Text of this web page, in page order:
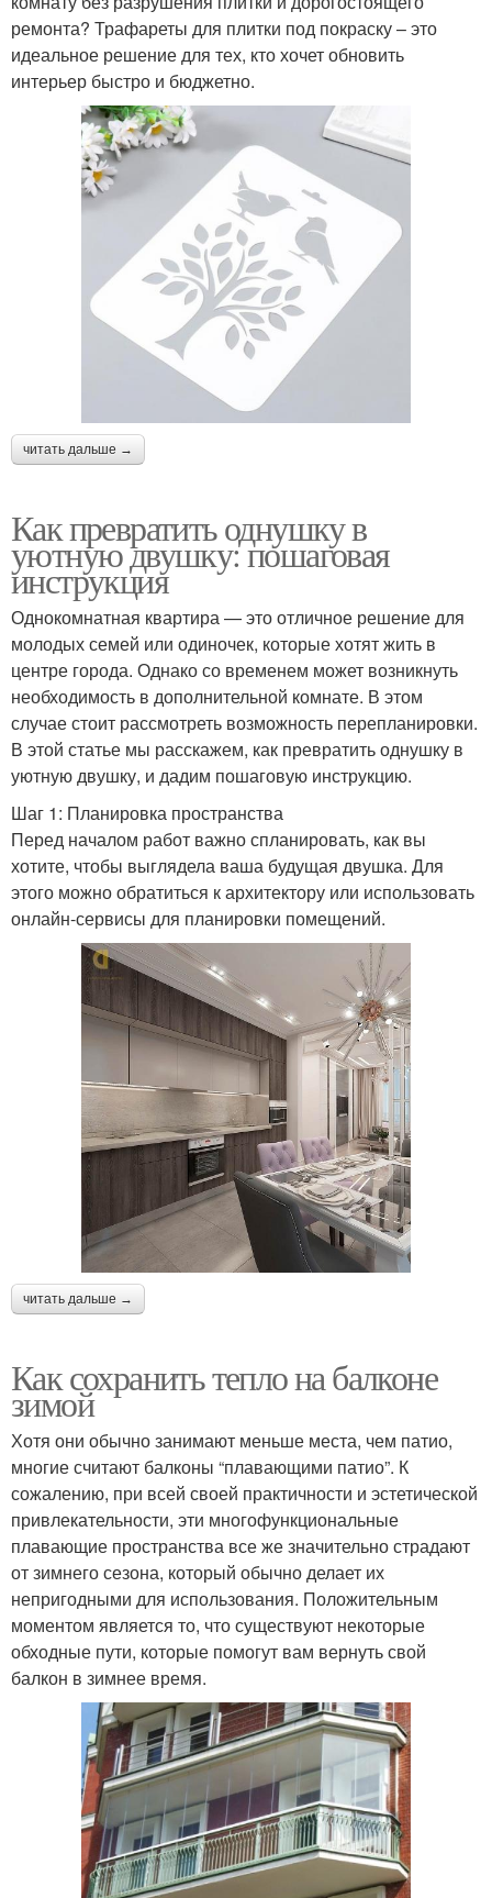
ремонта? Трафареты для плитки под покраску – это
идеальное решение для тех, кто хочет обновить
интерьер быстро и бюджетно.
читать дальше →
Как превратить однушку в
уютную двушку: пошаговая
инструкция
Однокомнатная квартира — это отличное решение для
молодых семей или одиночек, которые хотят жить в
центре города. Однако со временем может возникнуть
необходимость в дополнительной комнате. В этом
случае стоит рассмотреть возможность перепланировки.
В этой статье мы расскажем, как превратить однушку в
уютную двушку, и дадим пошаговую инструкцию.
Шаг 1: Планировка пространства
Перед началом работ важно спланировать, как вы
хотите, чтобы выглядела ваша будущая двушка. Для
этого можно обратиться к архитектору или использовать
онлайн-сервисы для планировки помещений.
читать дальше →
Как сохранить тепло на балконе
зимой
Хотя они обычно занимают меньше места, чем патио,
многие считают балконы “плавающими патио”. К
сожалению, при всей своей практичности и эстетической
привлекательности, эти многофункциональные
плавающие пространства все же значительно страдают
от зимнего сезона, который обычно делает их
непригодными для использования. Положительным
моментом является то, что существуют некоторые
обходные пути, которые помогут вам вернуть свой
балкон в зимнее время.